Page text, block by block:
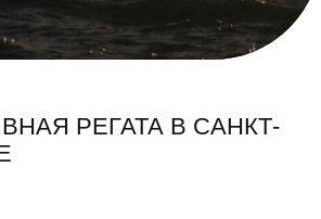
РЕГАТА В САНКТ-